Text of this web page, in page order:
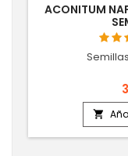
ACONITUM
